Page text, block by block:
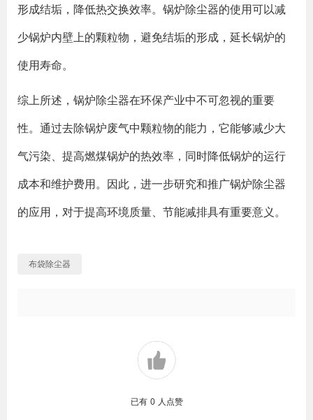
形成结垢，降低热交换效率。锅炉除尘器的使用可以减
少锅炉内壁上的颗粒物，避免结垢的形成，延长锅炉的
使用寿命。
综上所述，锅炉除尘器在环保产业中不可忽视的重要
性。通过去除锅炉废气中颗粒物的能力，它能够减少大
气污染、提高燃煤锅炉的热效率，同时降低锅炉的运行
成本和维护费用。因此，进一步研究和推广锅炉除尘器
的应用，对于提高环境质量、节能减排具有重要意义。
布袋除尘器
已有 0 人点赞